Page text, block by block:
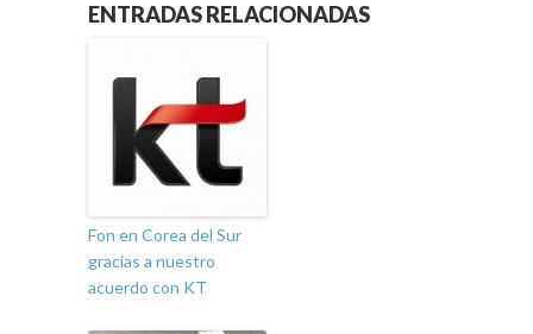
ENTRADAS RELACIONADAS
Fon en Corea del Sur
gracias a nuestro
acuerdo con KT